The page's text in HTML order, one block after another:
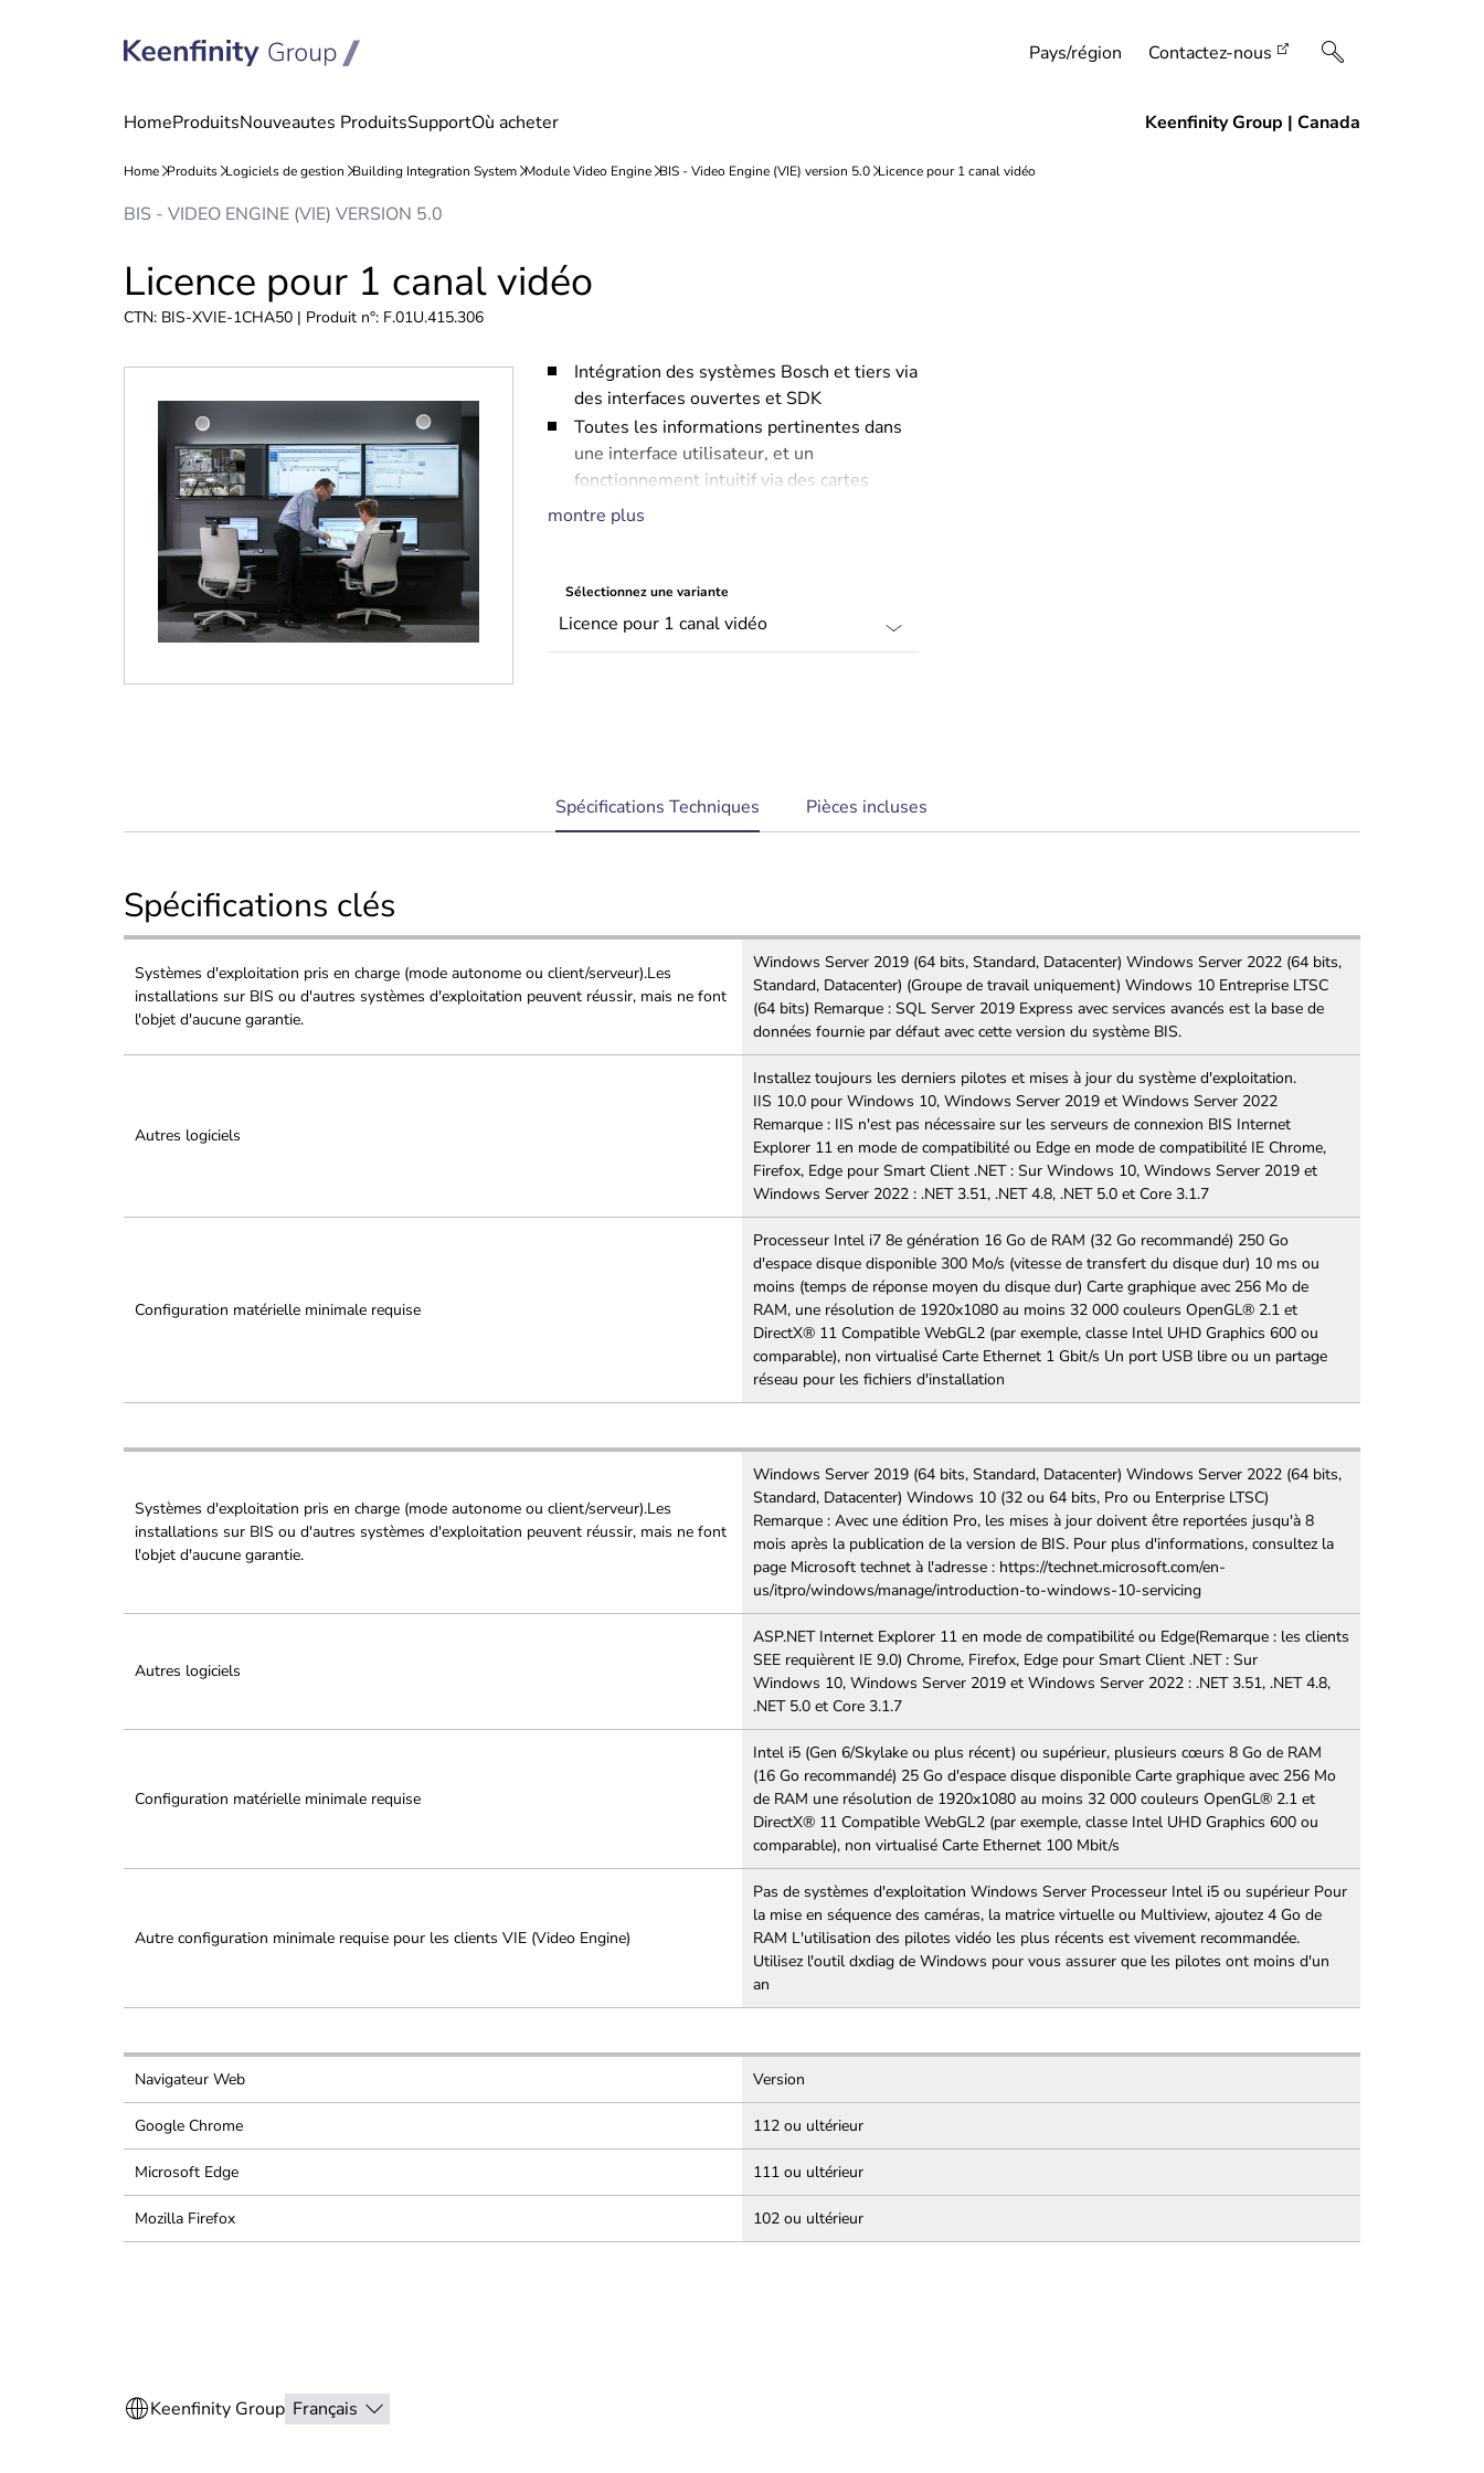
Pays/région Contactez-nous
BIS - VIDEO ENGINE (VIE) VERSION 5.0
Licence pour 1 canal vidéo
CTN: BIS-XVIE-1CHA50 | Produit n°: F.01U.415.306
Intégration des systèmes Bosch et tiers via
des interfaces ouvertes et SDK
Toutes les informations pertinentes dans
une interface utilisateur, et un
fonctionnement intuitif via des cartes
interactives et des plans d'action
Journal des événements complet et trace
d'audit pour des investigations détaillées
Système évolutif qui s'adapte à vos
montre plus
Sélectionnez une variante
current
tab:
Spécifications Techniques Pièces incluses
Spécifications clés
Systèmes d'exploitation pris en charge (mode autonome ou client/serveur).Les
installations sur BIS ou d'autres systèmes d'exploitation peuvent réussir, mais ne font
l'objet d'aucune garantie.
Windows Server 2019 (64 bits, Standard, Datacenter) Windows Server 2022 (64 bits,
Standard, Datacenter) (Groupe de travail uniquement) Windows 10 Entreprise LTSC
(64 bits) Remarque : SQL Server 2019 Express avec services avancés est la base de
données fournie par défaut avec cette version du système BIS.
Autres logiciels
Installez toujours les derniers pilotes et mises à jour du système d'exploitation.
IIS 10.0 pour Windows 10, Windows Server 2019 et Windows Server 2022
Remarque : IIS n'est pas nécessaire sur les serveurs de connexion BIS Internet
Explorer 11 en mode de compatibilité ou Edge en mode de compatibilité IE Chrome,
Firefox, Edge pour Smart Client .NET : Sur Windows 10, Windows Server 2019 et
Windows Server 2022 : .NET 3.51, .NET 4.8, .NET 5.0 et Core 3.1.7
Configuration matérielle minimale requise
Processeur Intel i7 8e génération 16 Go de RAM (32 Go recommandé) 250 Go
d'espace disque disponible 300 Mo/s (vitesse de transfert du disque dur) 10 ms ou
moins (temps de réponse moyen du disque dur) Carte graphique avec 256 Mo de
RAM, une résolution de 1920x1080 au moins 32 000 couleurs OpenGL® 2.1 et
DirectX® 11 Compatible WebGL2 (par exemple, classe Intel UHD Graphics 600 ou
comparable), non virtualisé Carte Ethernet 1 Gbit/s Un port USB libre ou un partage
réseau pour les fichiers d'installation
Systèmes d'exploitation pris en charge (mode autonome ou client/serveur).Les
installations sur BIS ou d'autres systèmes d'exploitation peuvent réussir, mais ne font
l'objet d'aucune garantie.
Windows Server 2019 (64 bits, Standard, Datacenter) Windows Server 2022 (64 bits,
Standard, Datacenter) Windows 10 (32 ou 64 bits, Pro ou Enterprise LTSC)
Remarque : Avec une édition Pro, les mises à jour doivent être reportées jusqu'à 8
mois après la publication de la version de BIS. Pour plus d'informations, consultez la
page Microsoft technet à l'adresse : https://technet.microsoft.com/en-
us/itpro/windows/manage/introduction-to-windows-10-servicing
Autres logiciels
ASP.NET Internet Explorer 11 en mode de compatibilité ou Edge(Remarque : les clients
SEE requièrent IE 9.0) Chrome, Firefox, Edge pour Smart Client .NET : Sur
Windows 10, Windows Server 2019 et Windows Server 2022 : .NET 3.51, .NET 4.8,
.NET 5.0 et Core 3.1.7
Configuration matérielle minimale requise
Intel i5 (Gen 6/Skylake ou plus récent) ou supérieur, plusieurs cœurs 8 Go de RAM
(16 Go recommandé) 25 Go d'espace disque disponible Carte graphique avec 256 Mo
de RAM une résolution de 1920x1080 au moins 32 000 couleurs OpenGL® 2.1 et
DirectX® 11 Compatible WebGL2 (par exemple, classe Intel UHD Graphics 600 ou
comparable), non virtualisé Carte Ethernet 100 Mbit/s
Autre configuration minimale requise pour les clients VIE (Video Engine)
Pas de systèmes d'exploitation Windows Server Processeur Intel i5 ou supérieur Pour
la mise en séquence des caméras, la matrice virtuelle ou Multiview, ajoutez 4 Go de
RAM L'utilisation des pilotes vidéo les plus récents est vivement recommandée.
Utilisez l'outil dxdiag de Windows pour vous assurer que les pilotes ont moins d'un
an
Navigateur Web Version
Google Chrome 112 ou ultérieur
Microsoft Edge 111 ou ultérieur
Mozilla Firefox 102 ou ultérieur